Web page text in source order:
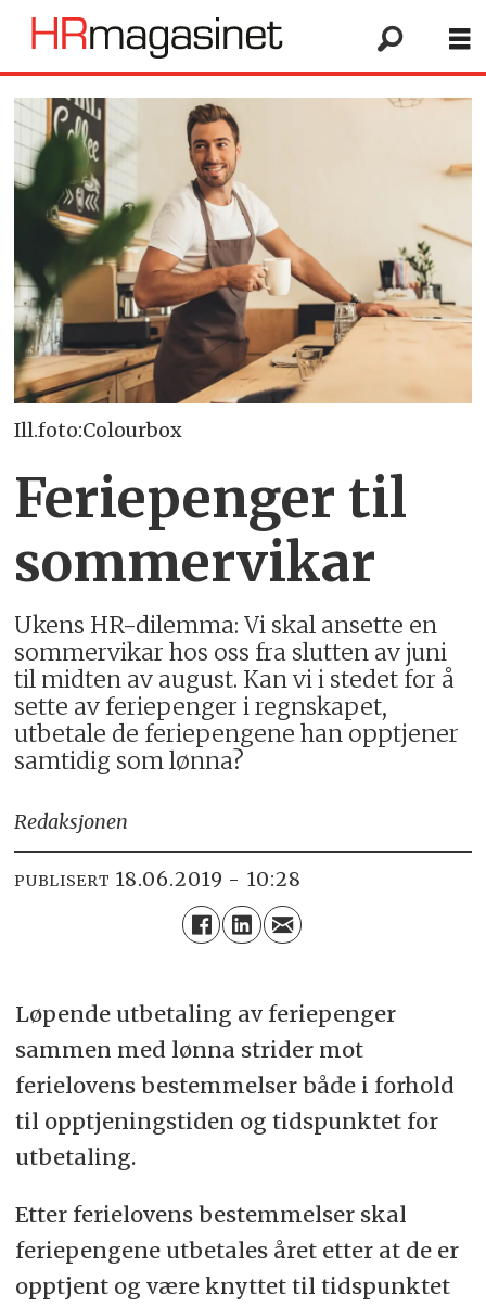
Ill.foto:Colourbox
Feriepenger til
sommervikar
Ukens HR-dilemma: Vi skal ansette en
sommervikar hos oss fra slutten av juni
til midten av august. Kan vi i stedet for å
sette av feriepenger i regnskapet,
utbetale de feriepengene han opptjener
samtidig som lønna?
Redaksjonen
PUBLISERT 18.06.2019 - 10:28
Løpende utbetaling av feriepenger
sammen med lønna strider mot
ferielovens bestemmelser både i forhold
til opptjeningstiden og tidspunktet for
utbetaling.
Etter ferielovens bestemmelser skal
feriepengene utbetales året etter at de er
opptjent og være knyttet til tidspunktet